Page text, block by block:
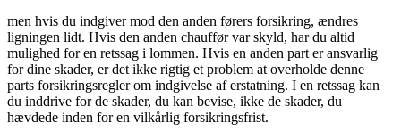
men hvis du indgiver mod den anden førers forsikring, ændres
ligningen lidt. Hvis den anden chauffør var skyld, har du altid
mulighed for en retssag i lommen. Hvis en anden part er ansvarlig
for dine skader, er det ikke rigtig et problem at overholde denne
parts forsikringsregler om indgivelse af erstatning. I en retssag kan
du inddrive for de skader, du kan bevise, ikke de skader, du
hævdede inden for en vilkårlig forsikringsfrist.